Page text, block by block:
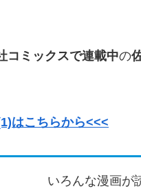
コミックスで連載中の
はこちらから<<<
いろんな漫画が